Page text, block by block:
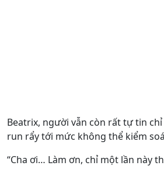
Beatrix, người vẫn còn rất tự tin
run rẩy tới mức không thể kiểm
“Cha ơi… Làm ơn, chỉ một lần này